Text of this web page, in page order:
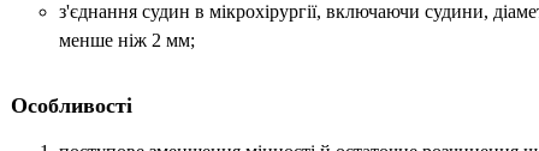
з'єднання судин в мікрохірургії, включаючи судини,
менше ніж 2 мм;
Особливості